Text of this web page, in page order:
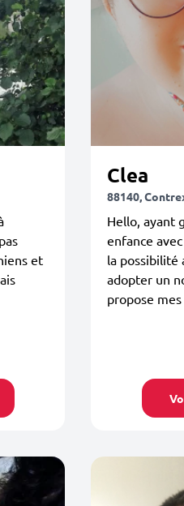
et
Clea
88140,
Hello, ayant
enfance
la possibilité
adopter un
propose mes